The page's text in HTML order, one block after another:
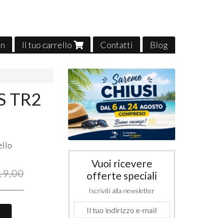
Il tuo carrello Contatti Blog
TR2
Vuoi ricevere
offerte speciali
Iscriviti alla newsletter